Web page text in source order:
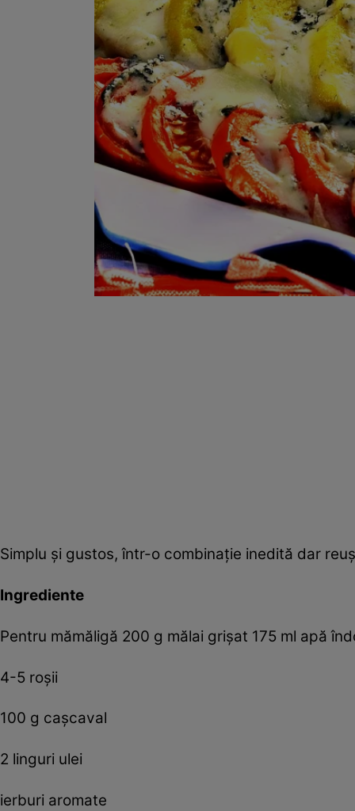
Simplu şi gustos, într-o combinaţie inedită dar
Ingrediente
Pentru mămăligă 200 g mălai grişat 175 ml apă
4-5 roşii
100 g caşcaval
2 linguri ulei
ierburi aromate